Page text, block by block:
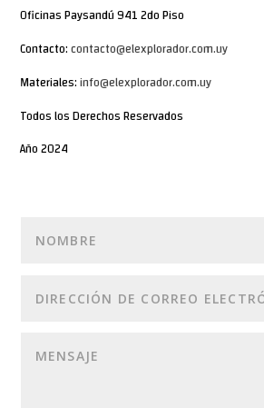
Oficinas Paysandú 941 2do Piso
Contacto:contacto@elexplorador.com.uy
Materiales:info@elexplorador.com.uy
Todos los Derechos Reservados
Año 2024